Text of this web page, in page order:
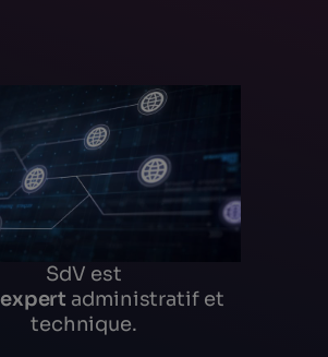
SdV est
expert administratif et
technique.